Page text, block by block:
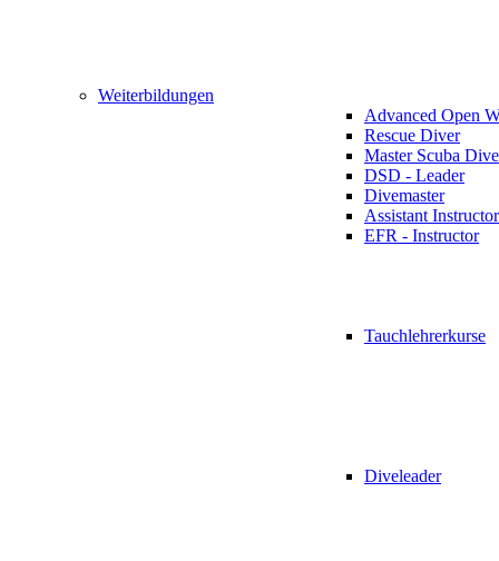
Weiterbildungen
Advanced Open
Rescue Diver
Master Scuba
DSD - Leader
Divemaster
Assistant Instructor
EFR - Instructor
Tauchlehrerkurse
Diveleader